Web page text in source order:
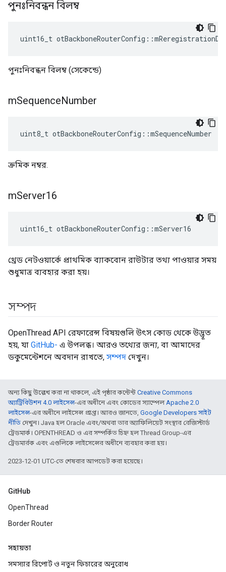
পুনঃনিবন্ধন বিলম্ব
uint16_t otBackboneRouterConfig ::
পুনঃনিবন্ধন বিলম্ব (সেকেন্ডে)
mSequenceNumber
uint8_t otBackboneRouterConfig ::mSequenceNumber
ক্রমিক নম্বর.
mServer16
uint16_t otBackboneRouterConfig ::mServer16
থ্রেড নেটওয়ার্কে প্রাথমিক ব্যাকবোন রাউটার তথ্য পাওয়ার সময়
শুধুমাত্র ব্যবহার করা হয়।
সম্পদ
OpenThread API রেফারেন্স বিষয়গুলি উৎস কোড থেকে উদ্ভূত
হয়, যা GitHub- এ উপলব্ধ। আরও তথ্যের জন্য, বা আমাদের
ডকুমেন্টেশনে অবদান রাখতে, সম্পদ দেখুন।
অন্য কিছু উল্লেখ করা না থাকলে, এই পৃষ্ঠার কন্টেন্ট Creative Commons
অ্যাট্রিবিউশন 4.0 লাইসেন্স-এর অধীনে এবং কোডের স্যাম্পেলApache 2.0
লাইসেন্স-এর অধীনে লাইসেন্স প্রাপ্ত। আরও জানতে, Google Developers সাইট
নীতি দেখুন। Java হল Oracle এবং/অথবা তার অ্যাফিলিয়েট সংস্থার রেজিস্টার্ড
ট্রেডমার্ক। OPENTHREAD ও এর সম্পর্কিত চিহ্ন হল Thread Group-এর
ট্রেডমার্রক এবং এগুলিকে লাইসেন্সের অধীনে ব্যবহার করা হয়।
2023-12-01 UTC-তে শেষবার আপডেট করা হয়েছে।
GitHub
OpenThread
Border Router
সহায়তা
সমস্যার রিপোর্ট ও নতুন ফিচারের অনুরোধ